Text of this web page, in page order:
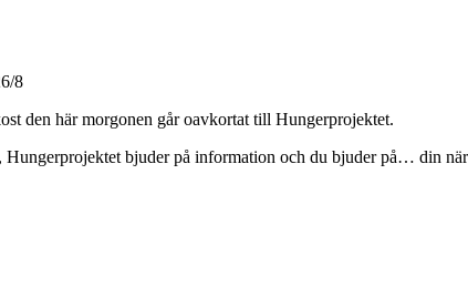
8
den här morgonen går oavkortat till Hungerprojektet.
bjuder på information och du bjuder på… din